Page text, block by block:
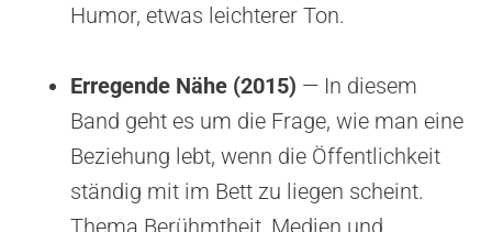
Humor, etwas leichterer Ton.
Erregende Nähe (2015) — In diesem
Band geht es um die Frage, wie man eine
Beziehung lebt, wenn die Öffentlichkeit
ständig mit im Bett zu liegen scheint.
Thema Berühmtheit, Medien und